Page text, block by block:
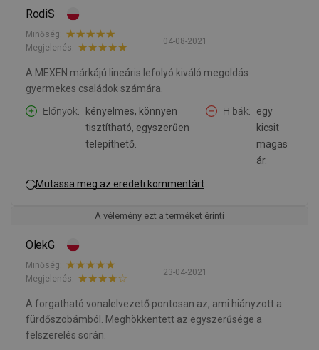
RodiS
04-08-2021
Minőség:
Megjelenés:
A MEXEN márkájú lineáris lefolyó kiváló megoldás
gyermekes családok számára.
Előnyök
kényelmes, könnyen
tisztítható, egyszerűen
telepíthető.
Hibák
egy
kicsit
magas
ár.
Mutassa meg az eredeti kommentárt
A vélemény ezt a terméket érinti
OlekG
23-04-2021
Minőség:
Megjelenés:
A forgatható vonalelvezető pontosan az, ami hiányzott a
fürdőszobámból. Meghökkentett az egyszerűsége a
felszerelés során.